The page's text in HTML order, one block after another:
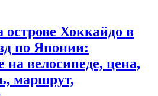
острове Хоккайдо в
по Японии:
на велосипеде, цена,
маршрут,